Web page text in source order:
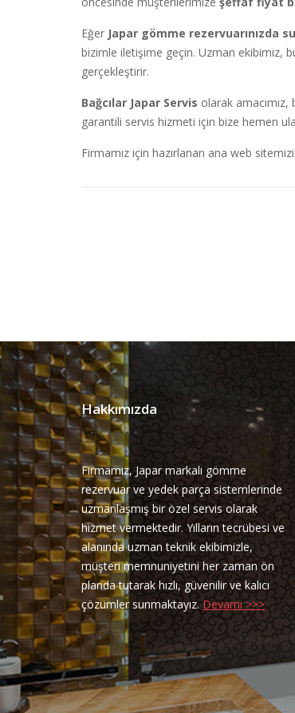
Eğer Japar gömme rezervuarınızda
bizimle iletişime geçin. Uzman ekibimiz,
gerçekleştirir.
Bağcılar Japar Servis olarak
garantili servis hizmeti için bize hemen
Firmamız için hazırlanan ana web
Hakkımızda
Firmamız, Japar markalı gömme
rezervuar ve yedek parça sistemlerinde
uzmanlaşmış bir özel servis olarak
hizmet vermektedir. Yılların tecrübesi ve
alanında uzman teknik ekibimizle,
müşteri memnuniyetini her zaman ön
planda tutarak hızlı, güvenilir ve kalıcı
çözümler sunmaktayız. Devamı >>>